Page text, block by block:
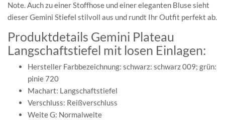
Note. Auch zu einer Stoffhose und einer eleganten Bluse sieht
dieser Gemini Stiefel stilvoll aus und rundt Ihr Outfit perfekt ab.
Produktdetails Gemini Plateau
Langschaftstiefel mit losen Einlagen:
Hersteller Farbbezeichnung: schwarz: schwarz 009; grün:
pinie 720
Machart: Langschaftstiefel
Verschluss: Reißverschluss
Weite G: Normalweite